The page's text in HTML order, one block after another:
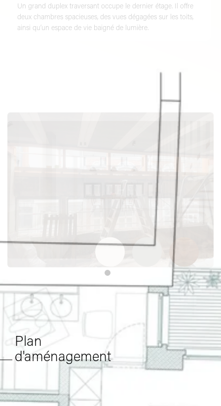
Un grand duplex traversant occupe le dernier étage. Il offre
deux chambres spacieuses, des vues dégagées sur les toits,
ainsi qu’un espace de vie baigné de lumière.
Plan
d'aménagement